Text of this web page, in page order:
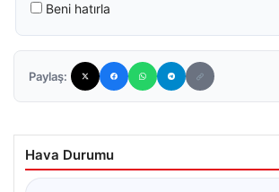
Beni hatırla
Paylaş:
Hava Durumu